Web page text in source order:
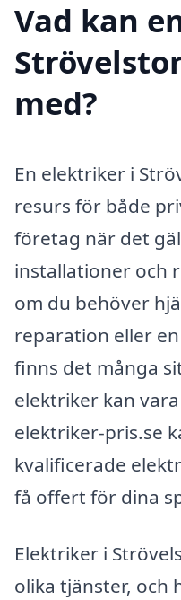
Vad kan
med?
En elektriker i
resurs för både
företag när det
installationer och
om du behöver
reparation eller
finns det många
elektriker kan
elektriker-pris.se
kvalificerade
få offert för dina
Elektriker i
olika tjänster, och